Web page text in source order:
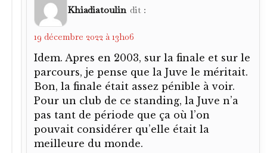
Très beau texte ! Vialli, j’ai l’impression qu’il
n’a pas été très chanceux avec le maillot de
la Squadra. Il ne marque pas en 1990, rate
l’Euro 92 après un parcours chaotique en
éliminatoires et Sacchi ne le sélectionne pas
pour 1994 (pourquoi d’ailleurs ?)
0 0
Connectez-vous pour répondre